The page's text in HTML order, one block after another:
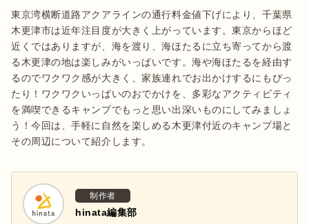
東京湾横断道路アクアラインの通行料金値下げにより、千葉県
木更津市は近年注目度が大きく上がっています。東京からほど
近くではありますが、海を渡り、海ほたるに立ち寄ってから渡
る木更津の地は楽しみがいっぱいです。海や海ほたるを経由す
るのでワクワク感が大きく、家族連れでお出かけするにもぴっ
たり！ワクワクいっぱいのおでかけを、多彩なアクティビティ
を満喫できるキャンプでもっと思い出深いものにしてみましょ
う！今回は、手軽に自然を楽しめる木更津付近のキャンプ場と
その周辺について紹介します。
制作者
hinata編集部